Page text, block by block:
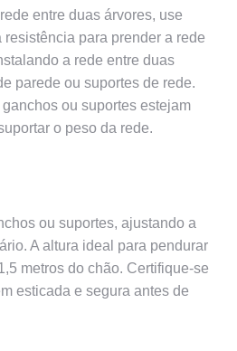
entre duas árvores, use
para prender a rede
a rede entre duas
parede ou suportes de rede.
ou suportes estejam
o peso da rede.
ou suportes, ajustando a
A altura ideal para pendurar
metros do chão. Certifique-se
esticada e segura antes de